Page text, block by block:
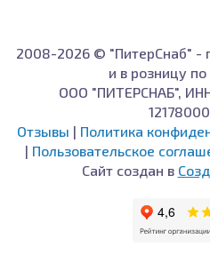
2008-2026 © "ПитерСнаб" -
и в розницу по
ООО "ПИТЕРСНАБ",
Отзывы | Политика
| Пользовательское
Сайт создан в